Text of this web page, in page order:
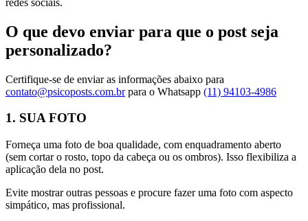
O que devo enviar para que o post seja
personalizado?
Certifique-se de enviar as informações abaixo para
contato@psicoposts.com.brpara o Whatsapp (11) 94103-4986
1. SUA FOTO
Forneça uma foto de boa qualidade, com enquadramento aberto
(sem cortar o rosto, topo da cabeça ou os ombros). Isso flexibiliza a
aplicação dela no post.
Evite mostrar outras pessoas e procure fazer uma foto com aspecto
simpático, mas profissional.